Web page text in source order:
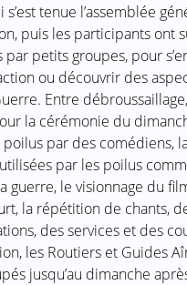
s’est tenue l’assemblée
puis les participants ont
petits groupes, pour
ou découvrir des
Entre
la cérémonie du
par des comédiens,
par les poilus
guerre, le visionnage du
la répétition de chants,
des services et des
les Routiers et Guides
jusqu’au dimanche